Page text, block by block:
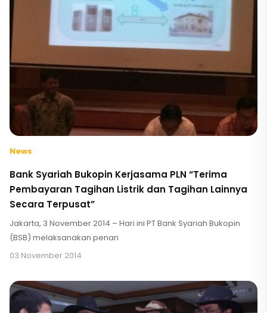
News
Bank Syariah Bukopin Kerjasama PLN “Terima
Pembayaran Tagihan Listrik dan Tagihan Lainnya
Secara Terpusat”
Jakarta, 3 November 2014 – Hari ini PT Bank Syariah Bukopin
(BSB) melaksanakan penan
03 November 2014